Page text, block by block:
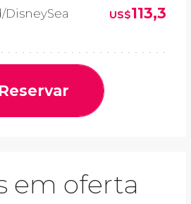
DisneySea
US$113,3
Reservar
em oferta